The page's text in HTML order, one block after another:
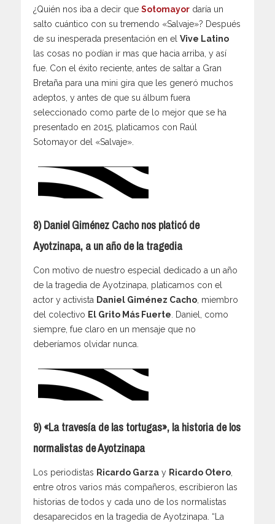
¿Quién nos iba a decir que Sotomayor daría un
salto cuántico con su tremendo «Salvaje»? Después
de su inesperada presentación en el Vive Latino
las cosas no podían ir mas que hacia arriba, y así
fue. Con el éxito reciente, antes de saltar a Gran
Bretaña para una mini gira que les generó muchos
adeptos, y antes de que su álbum fuera
seleccionado como parte de lo mejor que se ha
presentado en 2015, platicamos con Raúl
Sotomayor del «Salvaje».
8) Daniel Giménez Cacho nos platicó de
Ayotzinapa, a un año de la tragedia
Con motivo de nuestro especial dedicado a un año
de la tragedia de Ayotzinapa, platicamos con el
actor y activista Daniel Giménez Cacho , miembro
del colectivo El Grito Más Fuerte . Daniel, como
siempre, fue claro en un mensaje que no
deberíamos olvidar nunca.
9) «La travesía de las tortugas», la historia de los
normalistas de Ayotzinapa
Los periodistas Ricardo Garza y Ricardo Otero
entre otros varios más compañeros, escribieron las
historias de todos y cada uno de los normalistas
desaparecidos en la tragedia de Ayotzinapa. “La